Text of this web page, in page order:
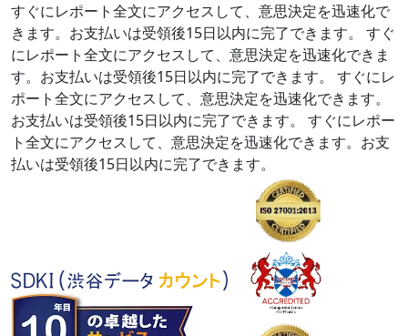
すぐにレポート全文にアクセスして、意思決定を迅速化で
きます。お支払いは受領後15日以内に完了できます。
すぐ
にレポート全文にアクセスして、意思決定を迅速化できま
す。お支払いは受領後15日以内に完了できます。
すぐにレ
ポート全文にアクセスして、意思決定を迅速化できます。
お支払いは受領後15日以内に完了できます。
すぐにレポー
ト全文にアクセスして、意思決定を迅速化できます。お支
払いは受領後15日以内に完了できます。